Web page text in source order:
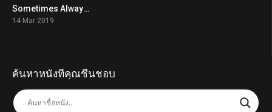
6.2Sometimes Always Never (2019)
14 Mar 2019
ค้นหาหนังที่คุณชื่นชอบ